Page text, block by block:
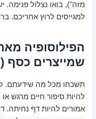
מזה"), בואו נצלול פנימה.
למגייסים לרוץ אחריכם.
הפילוסופיה
שמייצרים כסף
תשכחו מכל מה שידעתם.
להיות סיפור חיים מרגש
אמורים להיות דף נחיתה.